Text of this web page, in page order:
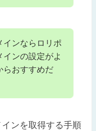
インならロリポ
インの設定がよ
らおすすめだ
ンを取得する手順